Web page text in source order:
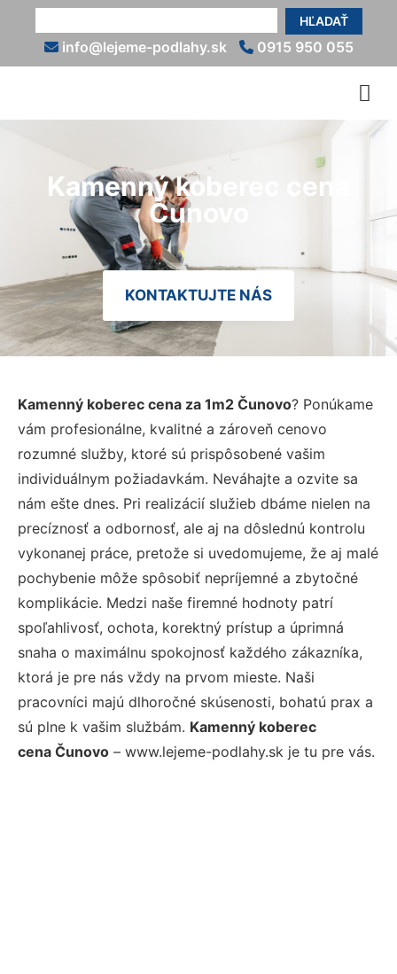
HĽADAŤ
info@lejeme-podlahy.sk 0915 950 055
Kamenný koberec cena
Čunovo
KONTAKTUJTE NÁS
Kamenný koberec cena za 1m2 Čunovo? Ponúkame
vám profesionálne, kvalitné a zároveň cenovo
rozumné služby, ktoré sú prispôsobené vašim
individuálnym požiadavkám. Neváhajte a ozvite sa
nám ešte dnes. Pri realizácií služieb dbáme nielen na
precíznosť a odbornosť, ale aj na dôslednú kontrolu
vykonanej práce, pretože si uvedomujeme, že aj malé
pochybenie môže spôsobiť nepríjemné a zbytočné
komplikácie. Medzi naše firemné hodnoty patrí
spoľahlivosť, ochota, korektný prístup a úprimná
snaha o maximálnu spokojnosť každého zákazníka,
ktorá je pre nás vždy na prvom mieste. Naši
pracovníci majú dlhoročné skúsenosti, bohatú prax a
sú plne k vašim službám. Kamenný koberec
cena Čunovo – www.lejeme-podlahy.sk je tu pre vás.